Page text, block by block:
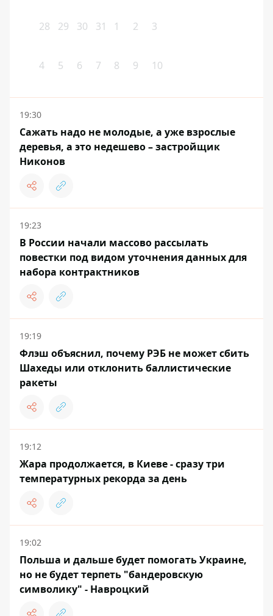
28 29 30 31 1 2 3
4 5 6 7 8 9 10
19:30
Сажать надо не молодые, а уже взрослые
деревья, а это недешево – застройщик
Никонов
19:23
В России начали массово рассылать
повестки под видом уточнения данных для
набора контрактников
19:19
Флэш объяснил, почему РЭБ не может сбить
Шахеды или отклонить баллистические
ракеты
19:12
Жара продолжается, в Киеве - сразу три
температурных рекорда за день
19:02
Польша и дальше будет помогать Украине,
но не будет терпеть "бандеровскую
символику" - Навроцкий